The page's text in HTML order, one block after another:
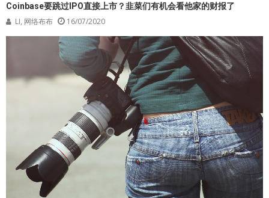
Coinbase要跳过IPO直接上市？韭菜们有机会看他家的财报了
LI, 网络布布 16/07/2020